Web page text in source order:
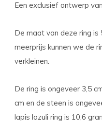
Een exclusief ontwerp
De maat van deze ring is
meerprijs kunnen we de
verkleinen.
De ring is ongeveer 3,5
cm en de steen is
lapis lazuli ring is 10,6